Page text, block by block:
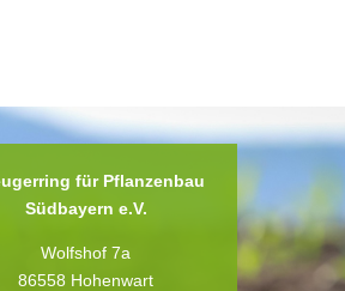
für Pflanzenbau
Südbayern e.V.
Wolfshof 7a
86558 Hohenwart